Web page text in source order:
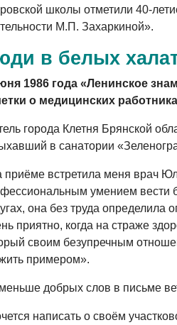
школы отметили 40-
М.П. Захаркиной».
в белых
1986 года «Ленинское
о медицинских
города Клетня Брянской
в санатории
приёме встретила меня врач
умением вести
она без труда определила
приятно, когда на страже
своим безупречным
примером».
добрых слов в письме
написать о своём